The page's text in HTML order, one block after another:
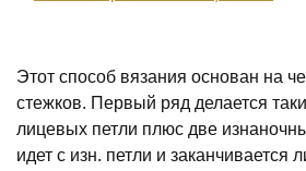
Этот способ вязания основан на
стежков. Первый ряд делается
лицевых петли плюс две
идет с изн. петли и заканчивается